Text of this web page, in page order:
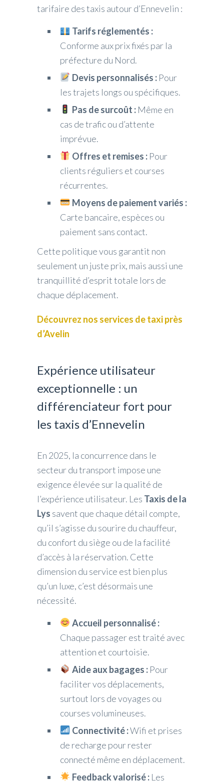
tarifaire des taxis autour d’Ennevelin :
Tarifs réglementés :
Conforme aux prix fixés par la
préfecture du Nord.
Devis personnalisés :Pour
les trajets longs ou spécifiques.
Pas de surcoût :Même en
cas de trafic ou d’attente
imprévue.
Offres et remises :Pour
clients réguliers et courses
récurrentes.
Moyens de paiement variés :
Carte bancaire, espèces ou
paiement sans contact.
Cette politique vous garantit non
seulement un juste prix, mais aussi une
tranquillité d’esprit totale lors de
chaque déplacement.
Découvrez nos services de taxi près
d’Avelin
Expérience utilisateur
exceptionnelle : un
différenciateur fort pour
les taxis d’Ennevelin
En 2025, la concurrence dans le
secteur du transport impose une
exigence élevée sur la qualité de
l’expérience utilisateur. Les Taxis de la
Lys savent que chaque détail compte,
qu’il s’agisse du sourire du chauffeur,
du confort du siège ou de la facilité
d’accès à la réservation. Cette
dimension du service est bien plus
qu’un luxe, c’est désormais une
nécessité.
Accueil personnalisé :
Chaque passager est traité avec
attention et courtoisie.
Aide aux bagages :Pour
faciliter vos déplacements,
surtout lors de voyages ou
courses volumineuses.
Connectivité :Wifi et prises
de recharge pour rester
connecté même en déplacement.
Feedback valorisé :Les